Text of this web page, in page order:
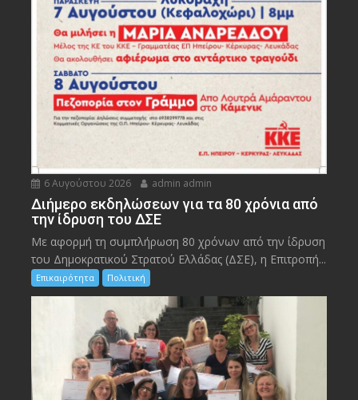
6 Αυγούστου 2026 admin admin
Διήμερο εκδηλώσεων για τα 80 χρόνια από
την ίδρυση του ΔΣΕ
Με αφορμή τη συμπλήρωση 80 χρόνων από την ίδρυση
του Δημοκρατικού Στρατού Ελλάδας (ΔΣΕ), η Επιτροπή...
Επικαιρότητα Πολιτική